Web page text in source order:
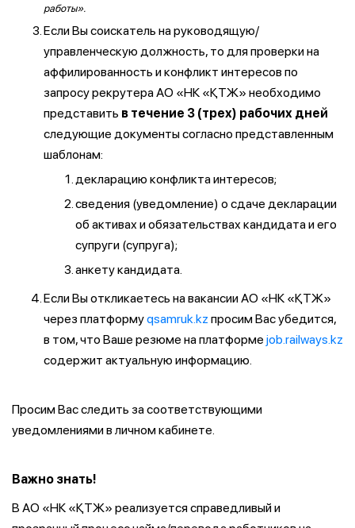
работы».
Если Вы соискатель на руководящую/
управленческую должность, то для проверки на
аффилированность и конфликт интересов по
запросу рекрутера АО «НК «ҚТЖ» необходимо
представить в течение 3 (трех) рабочих дней
следующие документы согласно представленным
шаблонам:
декларацию конфликта интересов;
сведения (уведомление) о сдаче декларации
об активах и обязательствах кандидата и его
супруги (супруга);
анкету кандидата.
Если Вы откликаетесь на вакансии АО «НК «ҚТЖ»
через платформуqsamruk.kz просим Вас убедится,
в том, что Ваше резюме на платформе job.railways.kz
содержит актуальную информацию.
Просим Вас следить за соответствующими
уведомлениями в личном кабинете.
Важно знать!
В АО «НК «ҚТЖ» реализуется справедливый и